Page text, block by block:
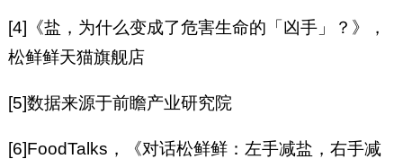
[4]《盐，为什么变成了危害生命的「凶手」？》，
松鲜鲜天猫旗舰店
[5]数据来源于前瞻产业研究院
[6]FoodTalks，《对话松鲜鲜：左手减盐，右手减